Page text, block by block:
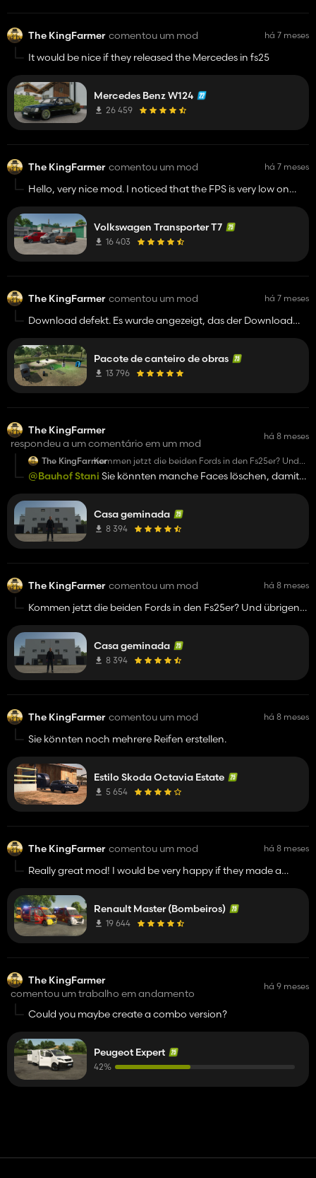
The KingFarmer comentou um mod há 7 meses
It would be nice if they released the Mercedes in fs25
Mercedes Benz W124
26 459
The KingFarmer comentou um mod há 7 meses
Hello, very nice mod. I noticed that the FPS is very low on
Volkswagen Transporter T7
16 403
The KingFarmer comentou um mod há 7 meses
Download defekt. Es wurde angezeigt, das der Download
Pacote de canteiro de obras
13 796
The KingFarmer
respondeu a um comentário em um mod
há 8 meses
The KingFarmerKommen jetzt die beiden Fords in den Fs25er? Und
übrigens: das Gebäude hat schlechten FPS. Sonst
gute Mod.
@Bauhof Stani Sie könnten manche Faces löschen, damit
Casa geminada
8 394
The KingFarmer comentou um mod há 8 meses
Kommen jetzt die beiden Fords in den Fs25er? Und übrigens:
Casa geminada
8 394
The KingFarmer comentou um mod há 8 meses
Sie könnten noch mehrere Reifen erstellen.
Estilo Skoda Octavia Estate
5 654
The KingFarmer comentou um mod há 8 meses
Really great mod! I would be very happy if they made a
Renault Master (Bombeiros)
19 644
The KingFarmer
comentou um trabalho em andamento
há 9 meses
Could you maybe create a combo version?
Peugeot Expert
42%